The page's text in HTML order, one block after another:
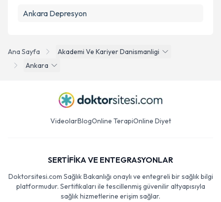
Ana Sayfa
Akademi Ve Kariyer Danismanligi
Ankara
Ankara Depresyon
VideolarBlogOnline TerapiOnline Diyet
SERTİFİKA VE ENTEGRASYONLAR
Doktorsitesi.com Sağlık Bakanlığı onaylı ve entegreli bir sağlık bilgi
platformudur. Sertifikaları ile tescillenmiş güvenilir altyapısıyla
sağlık hizmetlerine erişim sağlar.